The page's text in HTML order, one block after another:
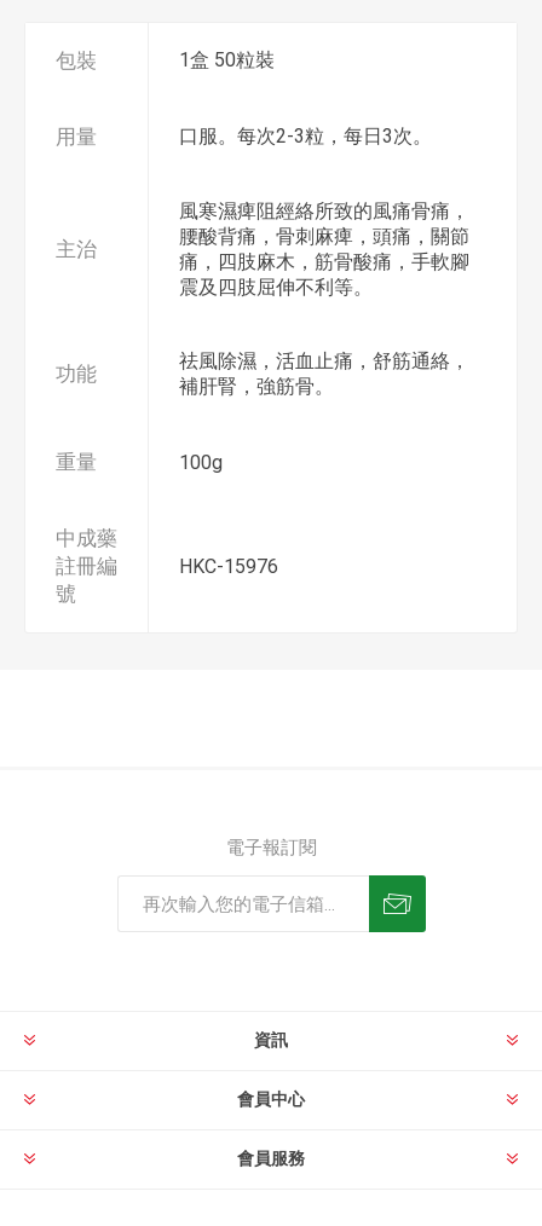
包裝 1盒 50粒裝
用量 口服。每次2-3粒，每日3次。
主治
風寒濕痺阻經絡所致的風痛骨痛，
腰酸背痛，骨刺麻痺，頭痛，關節
痛，四肢麻木，筋骨酸痛，手軟腳
震及四肢屈伸不利等。
功能
祛風除濕，活血止痛，舒筋通絡，
補肝腎，強筋骨。
重量 100g
中成藥
註冊編
號
HKC-15976
電子報訂閱
資訊
會員中心
會員服務